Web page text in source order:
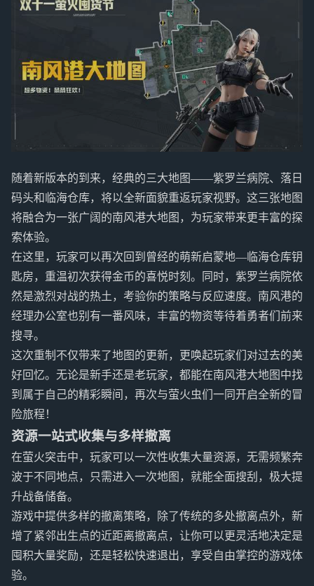
随着新版本的到来，经典的三大地图——紫罗兰病院、落日
码头和临海仓库，将以全新面貌重返玩家视野。这三张地图
将融合为一张广阔的南风港大地图，为玩家带来更丰富的探
索体验。
在这里，玩家可以再次回到曾经的萌新启蒙地—临海仓库钥
匙房，重温初次获得金币的喜悦时刻。同时，紫罗兰病院依
然是激烈对战的热土，考验你的策略与反应速度。南风港的
经理办公室也别有一番风味，丰富的物资等待着勇者们前来
搜寻。
这次重制不仅带来了地图的更新，更唤起玩家们对过去的美
好回忆。无论是新手还是老玩家，都能在南风港大地图中找
到属于自己的精彩瞬间，再次与萤火虫们一同开启全新的冒
险旅程！
资源一站式收集与多样撤离
在萤火突击中，玩家可以一次性收集大量资源，无需频繁奔
波于不同地点，只需进入一次地图，就能全面搜刮，极大提
升战备储备。
游戏中提供多样的撤离策略，除了传统的多处撤离点外，新
增了紧邻出生点的近距离撤离点，让你可以更灵活地决定是
囤积大量奖励，还是轻松快速退出，享受自由掌控的游戏体
验。